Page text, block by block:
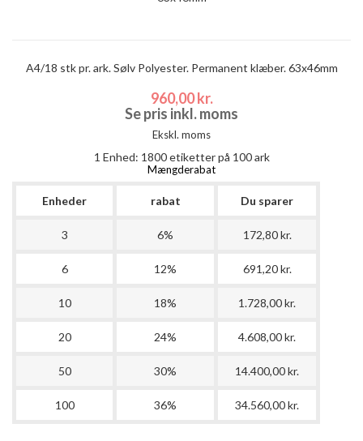
A4/18 stk pr. ark. Sølv Polyester. Permanent klæber. 63x46mm
960,00 kr.
Se pris inkl. moms
Ekskl. moms
1 Enhed: 1800etiketter på 100 ark
Mængderabat
Enheder rabat Du sparer
3 6% 172,80 kr.
6 12% 691,20 kr.
10 18% 1.728,00 kr.
20 24% 4.608,00 kr.
50 30% 14.400,00 kr.
100 36% 34.560,00 kr.